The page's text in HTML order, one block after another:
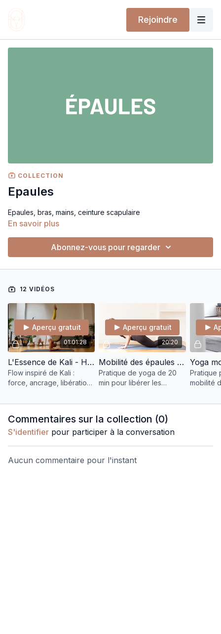
Rejoindre
COLLECTION
Epaules
Epaules, bras, mains, ceinture scapulaire
En savoir plus
Abonnez-vous pour regarder
12 VIDÉOS
01:01:28
Aperçu gratuit
L'Essence de Kali - Hanches et stablilité des épaules
Flow inspiré de Kali :
force, ancrage, libération.
puissance pour incarner
consciente.
20:20
Aperçu gratuit
Mobilité des épaules STOP ❌ tendinites
Pratique de yoga de 20
min pour libérer les
renforcer la ceinture
posture. Tous niveaux.
Pratique
mobilité
Commentaires sur la collection (0)
S'identifier pour participer à la conversation
Aucun commentaire pour l'instant